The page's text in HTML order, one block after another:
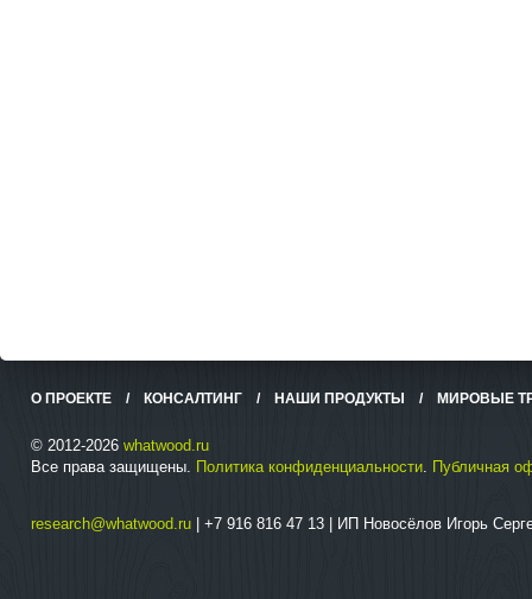
О ПРОЕКТЕ / КОНСАЛТИНГ / НАШИ ПРОДУКТЫ / МИРОВЫЕ
© 2012-2026 whatwood.ru
Все права защищены. Политика конфиденциальности. Публичная
research@whatwood.ru | +7 916 816 47 13 | ИП Новосёлов Игорь